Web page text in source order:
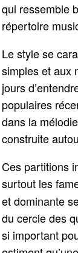
qui ressemble
répertoire
Le style se
simples et aux
jours
populaires
dans la
construite
Ces partitions
surtout les
et dominante
du cercle des
si important